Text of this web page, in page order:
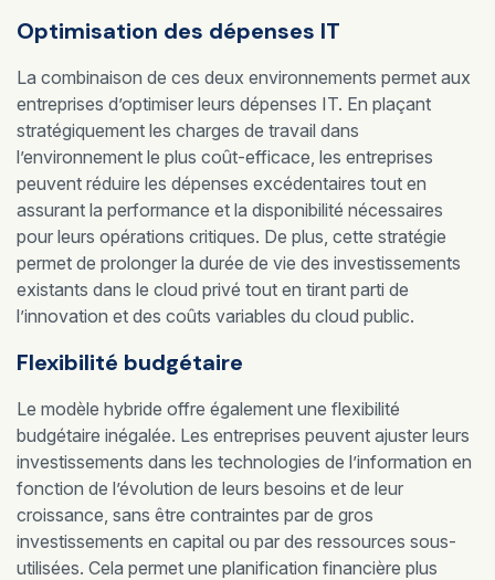
Optimisation des dépenses IT
La combinaison de ces deux environnements permet aux
entreprises d’optimiser leurs dépenses IT. En plaçant
stratégiquement les charges de travail dans
l’environnement le plus coût-efficace, les entreprises
peuvent réduire les dépenses excédentaires tout en
assurant la performance et la disponibilité nécessaires
pour leurs opérations critiques. De plus, cette stratégie
permet de prolonger la durée de vie des investissements
existants dans le cloud privé tout en tirant parti de
l’innovation et des coûts variables du cloud public.
Flexibilité budgétaire
Le modèle hybride offre également une flexibilité
budgétaire inégalée. Les entreprises peuvent ajuster leurs
investissements dans les technologies de l’information en
fonction de l’évolution de leurs besoins et de leur
croissance, sans être contraintes par de gros
investissements en capital ou par des ressources sous-
utilisées. Cela permet une planification financière plus